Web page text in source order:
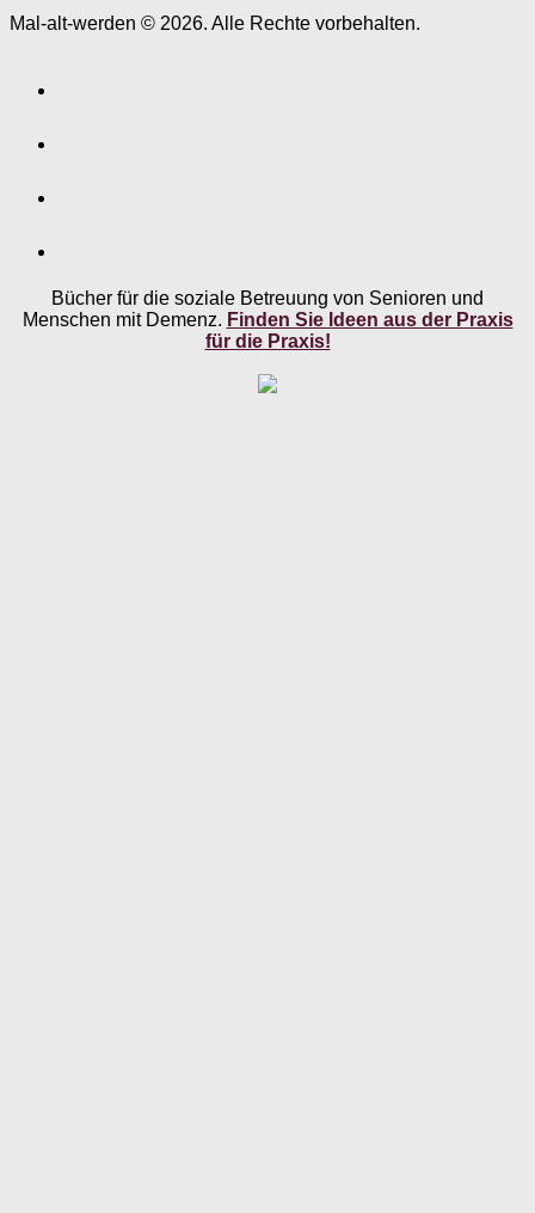
Mal-alt-werden © 2026. Alle Rechte vorbehalten.
Bücher für die soziale Betreuung von Senioren und
Menschen mit Demenz. Finden Sie Ideen aus der Praxis
für die Praxis!